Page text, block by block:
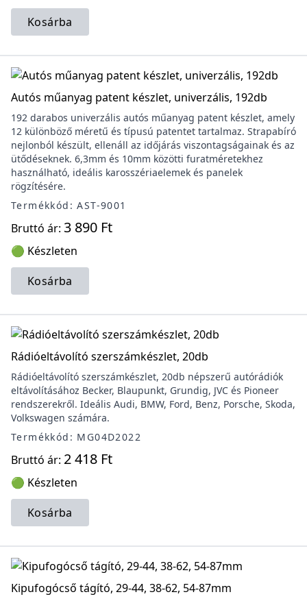
Kosárba
Autós műanyag patent készlet, univerzális, 192db
192 darabos univerzális autós műanyag patent készlet, amely
12 különböző méretű és típusú patentet tartalmaz. Strapabíró
nejlonból készült, ellenáll az időjárás viszontagságainak és az
ütődéseknek. 6,3mm és 10mm közötti furatméretekhez
használható, ideális karosszériaelemek és panelek
rögzítésére.
Termékkód: AST-9001
Bruttó ár: 3 890 Ft
🟢 Készleten
Kosárba
Rádióeltávolító szerszámkészlet, 20db
Rádióeltávolító szerszámkészlet, 20db népszerű autórádiók
eltávolításához Becker, Blaupunkt, Grundig, JVC és Pioneer
rendszerekről. Ideális Audi, BMW, Ford, Benz, Porsche, Skoda,
Volkswagen számára.
Termékkód: MG04D2022
Bruttó ár: 2 418 Ft
🟢 Készleten
Kosárba
Kipufogócső tágító, 29-44, 38-62, 54-87mm